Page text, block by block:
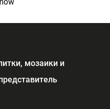
мозаики и